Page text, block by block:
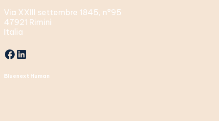
Via XXIII settembre 1845, n°95
47921 Rimini
Italia
Facebook
LinkedIn
Bluenext Human